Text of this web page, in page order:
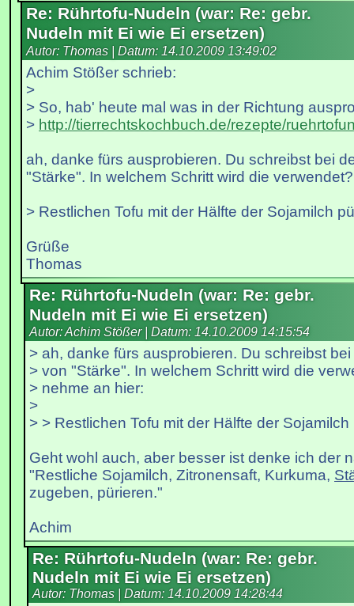
Re: Rührtofu-Nudeln (war: Re: gebr.
Nudeln mit Ei wie Ei ersetzen)
Autor: Thomas | Datum: 14.10.2009 13:49:02
Achim Stößer schrieb:
>
> So, hab' heute mal was in der Richtung
> http://tierrechtskochbuch.de/rezepte/
ah, danke fürs ausprobieren. Du schreibst bei
"Stärke". In welchem Schritt wird die
> Restlichen Tofu mit der Hälfte der Sojamilch
Grüße
Thomas
Re: Rührtofu-Nudeln (war: Re: gebr.
Nudeln mit Ei wie Ei ersetzen)
Autor: Achim Stößer | Datum: 14.10.2009 14:15:54
> ah, danke fürs ausprobieren. Du schreibst
> von "Stärke". In welchem Schritt wird die
> nehme an hier:
>
> > Restlichen Tofu mit der Hälfte der Sojamilch
Geht wohl auch, aber besser ist denke ich der
"Restliche Sojamilch, Zitronensaft, Kurkuma,
zugeben, pürieren."
Achim
Re: Rührtofu-Nudeln (war: Re: gebr.
Nudeln mit Ei wie Ei ersetzen)
Autor: Thomas | Datum: 14.10.2009 14:28:44